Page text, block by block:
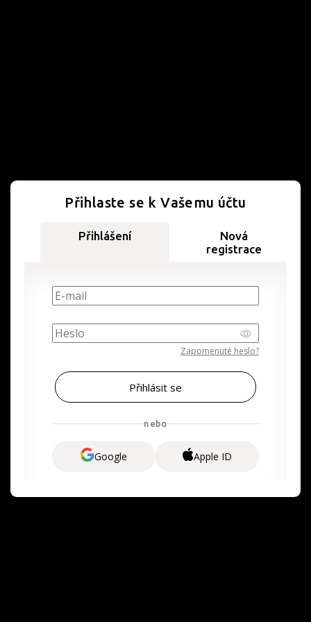
Přihlaste se k Vašemu účtu
Přihlášení
Nová
registrace
Zapomenuté heslo?
nebo
Google Apple ID